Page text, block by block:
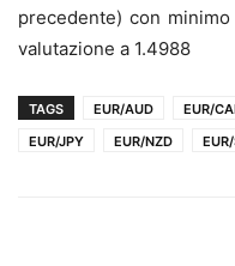
precedente) con
valutazione a 1.4988
TAGS EUR/AUD EUR/
EUR/JPY
EUR/NZD